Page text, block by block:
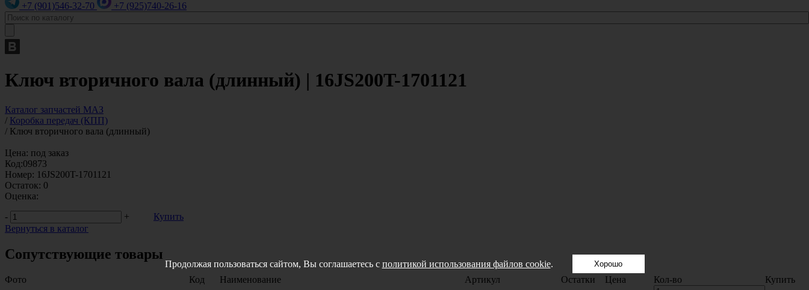
+7 (901)546-32-70 +7 (925)740-26-16
Ключ вторичного вала (длинный) | 16JS200T-1701121
Каталог запчастей МАЗ
/ Коробка передач (КПП)
/ Ключ вторичного вала (длинный)
Цена: под заказ
Код:09873
Номер: 16JS200T-1701121
Остаток: 0
Оценка:
-
+
Купить
Вернуться в каталог
Сопутствующие товары
Фото Код Наименование Артикул Остатки Цена Кол-во
Купить
Продолжая пользоваться сайтом, Вы соглашаетесь с политикой использования файлов cookie. Хорошо